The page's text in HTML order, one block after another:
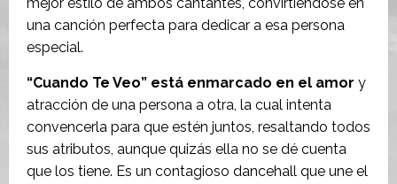
una canción perfecta para dedicar a esa persona
especial.
“Cuando Te Veo” está enmarcado en el amor y
atracción de una persona a otra, la cual intenta
convencerla para que estén juntos, resaltando todos
sus atributos, aunque quizás ella no se dé cuenta
que los tiene. Es un contagioso dancehall que une el